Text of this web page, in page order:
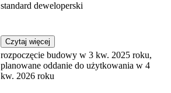
standard deweloperski
Czytaj więcej
rozpoczęcie budowy w 3 kw. 2025 roku,
planowane oddanie do użytkowania w 4
kw. 2026 roku